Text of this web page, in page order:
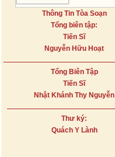
Thông Tin Tòa Soạn
Tổng biên tập:
Tiến Sĩ
Nguyễn Hữu Hoạt
Tổng Biên Tập
Tiến Sĩ
Nhật Khánh Thy Nguyễn
Thư ký:
Quách Y Lành